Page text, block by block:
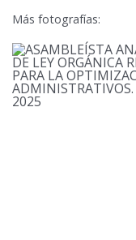
Más fotografías: